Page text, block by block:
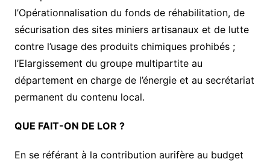
l’Opérationnalisation du fonds de réhabilitation, de
sécurisation des sites miniers artisanaux et de lutte
contre l’usage des produits chimiques prohibés ;
l’Elargissement du groupe multipartite au
département en charge de l’énergie et au secrétariat
permanent du contenu local.
QUE FAIT-ON DE LOR ?
En se référant à la contribution aurifère au budget